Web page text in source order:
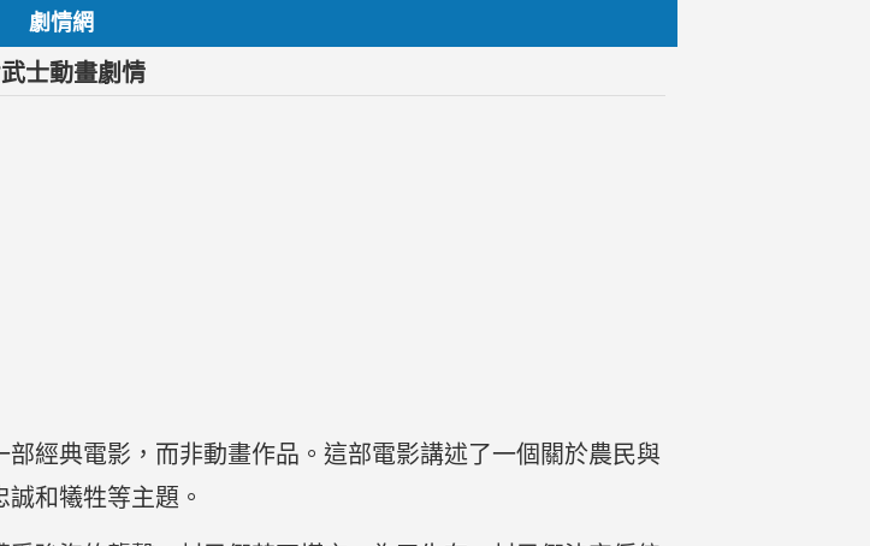
劇情網
士動畫劇情
部經典電影，而非動畫作品。這部電影講述了一個關於農民與
和犧牲等主題。